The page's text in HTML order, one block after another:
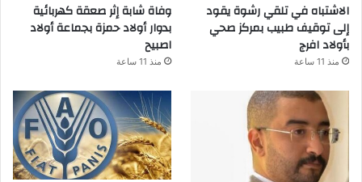
الاشتباه في تلقي رشوة يقود
إلى توقيف طبيب بمركز صحي
بأولاد افرج
منذ 11 ساعة
وفاة شابة إثر صعقة كهربائية
بدوار أولاد حمزة بجماعة أولاد
اصبيح
منذ 11 ساعة